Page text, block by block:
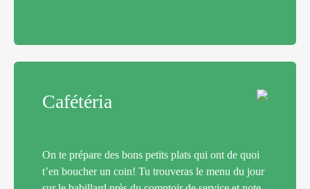
Cafétéria
On te prépare des bons petits plats qui ont de quoi
t’en boucher un coin! Tu trouveras le menu du jour